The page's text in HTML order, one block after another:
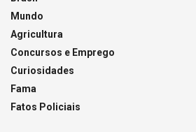
Mundo
Agricultura
Concursos e Emprego
Curiosidades
Fama
Fatos Policiais